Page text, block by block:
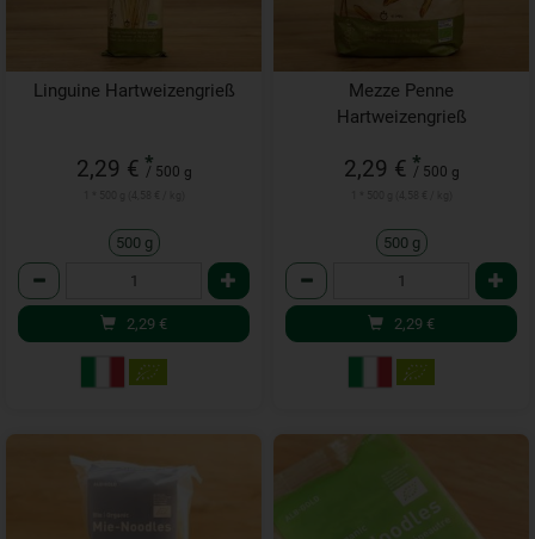
Linguine Hartweizengrieß
2,29 € *
/ 500 g
500 g
Anzahl
2,29 €
Mezze Penne
Hartweizengrieß
2,29 € *
/ 500 g
500 g
Anzahl
2,29 €